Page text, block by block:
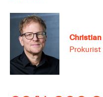
Christian